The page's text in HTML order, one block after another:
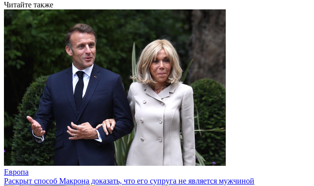
Читайте также
Европа
Раскрыт способ Макрона доказать, что его супруга не является мужчиной